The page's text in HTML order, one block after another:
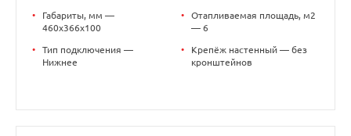
•
Габариты, мм —
460x366x100
•
Тип подключения —
Нижнее
•
Отапливаемая площадь, м2
— 6
•
Крепёж настенный — без
кронштейнов